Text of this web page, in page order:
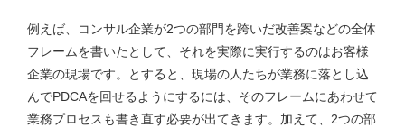
例えば、コンサル企業が2つの部門を跨いだ改善案などの全体
フレームを書いたとして、それを実際に実行するのはお客様
企業の現場です。とすると、現場の人たちが業務に落とし込
んでPDCAを回せるようにするには、そのフレームにあわせて
業務プロセスも書き直す必要が出てきます。加えて、2つの部